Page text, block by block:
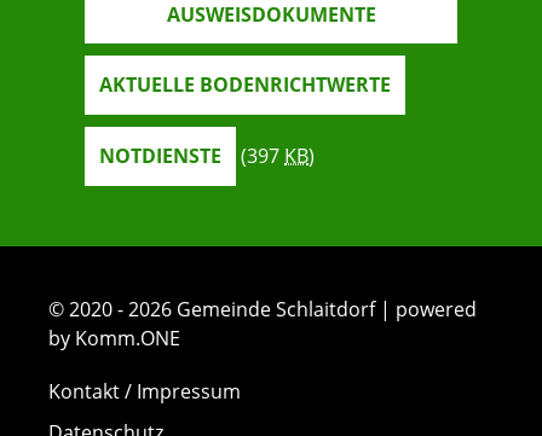
AUSWEISDOKUMENTE
AKTUELLE BODENRICHTWERTE
NOTDIENSTE (397 KB)
© 2020 - 2026 Gemeinde Schlaitdorf | powered
by Komm.ONE
Kontakt / Impressum